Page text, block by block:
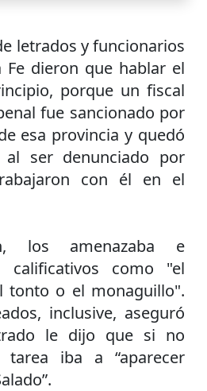
letrados y funcionarios
Fe dieron que hablar el
porque un fiscal
fue sancionado por
esa provincia y quedó
ser denunciado por
con él en el
los amenazaba e
calificativos como "el
tonto o el monaguillo".
inclusive, aseguró
le dijo que si no
iba a “aparecer